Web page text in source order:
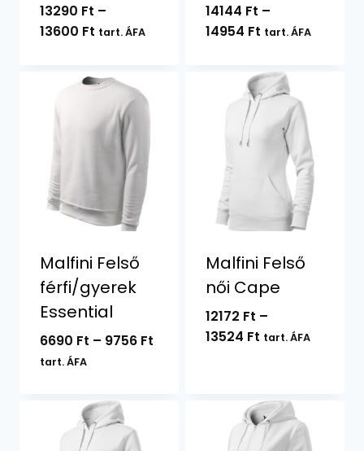
13290 Ft –
13600 FtÁrtartomány:
13600 Ft
tart. ÁFA
14144 Ft –
14954 FtÁrtartomány:
-
14954 Ft
tart. ÁFA
Malfini Felső
férfi/gyerek
Essential
6690 Ft – 9756 FtÁrtartomány:
tart. ÁFA
Malfini Felső
női Cape
12172 Ft –
13524 FtÁrtartomány:
13524 Ft
tart. ÁFA